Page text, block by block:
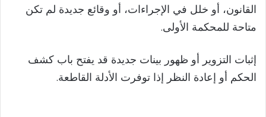
القانون، أو خلل في الإجراءات، أو وقائع جديدة لم تكن
متاحة للمحكمة الأولى.
إثبات التزوير أو ظهور بينات جديدة قد يفتح باب كشف
الحكم أو إعادة النظر إذا توفرت الأدلة القاطعة.